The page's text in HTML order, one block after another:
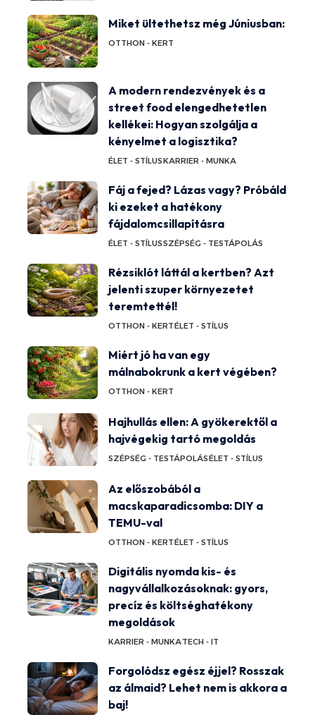
Miket ültethetsz még Júniusban:
OTTHON - KERT
A modern rendezvények és a
street food elengedhetetlen
kellékei: Hogyan szolgálja a
kényelmet a logisztika?
ÉLET - STÍLUSKARRIER - MUNKA
Fáj a fejed? Lázas vagy? Próbáld
ki ezeket a hatékony
fájdalomcsillapításra
ÉLET - STÍLUSSZÉPSÉG - TESTÁPOLÁS
Rézsiklót láttál a kertben? Azt
jelenti szuper környezetet
teremtettél!
OTTHON - KERTÉLET - STÍLUS
Miért jó ha van egy
málnabokrunk a kert végében?
OTTHON - KERT
Hajhullás ellen: A gyökerektől a
hajvégekig tartó megoldás
SZÉPSÉG - TESTÁPOLÁSÉLET - STÍLUS
Az előszobából a
macskaparadicsomba: DIY a
TEMU-val
OTTHON - KERTÉLET - STÍLUS
Digitális nyomda kis- és
nagyvállalkozásoknak: gyors,
precíz és költséghatékony
megoldások
KARRIER - MUNKATECH - IT
Forgolódsz egész éjjel? Rosszak
az álmaid? Lehet nem is akkora a
baj!